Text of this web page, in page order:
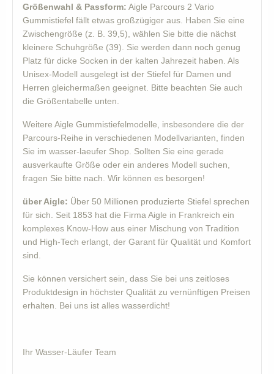
Größenwahl & Passform: Aigle Parcours 2 Vario
Gummistiefel fällt etwas großzügiger aus. Haben Sie eine
Zwischengröße (z. B. 39,5), wählen Sie bitte die nächst
kleinere Schuhgröße (39). Sie werden dann noch genug
Platz für dicke Socken in der kalten Jahrezeit haben. Als
Unisex-Modell ausgelegt ist der Stiefel für Damen und
Herren gleichermaßen geeignet. Bitte beachten Sie auch
die Größentabelle unten.
Weitere Aigle Gummistiefelmodelle, insbesondere die der
Parcours-Reihe in verschiedenen Modellvarianten, finden
Sie im wasser-laeufer Shop. Sollten Sie eine gerade
ausverkaufte Größe oder ein anderes Modell suchen,
fragen Sie bitte nach. Wir können es besorgen!
über Aigle: Über 50 Millionen produzierte Stiefel sprechen
für sich. Seit 1853 hat die Firma Aigle in Frankreich ein
komplexes Know-How aus einer Mischung von Tradition
und High-Tech erlangt, der Garant für Qualität und Komfort
sind.
Sie können versichert sein, dass Sie bei uns zeitloses
Produktdesign in höchster Qualität zu vernünftigen Preisen
erhalten. Bei uns ist alles wasserdicht!
Ihr Wasser-Läufer Team